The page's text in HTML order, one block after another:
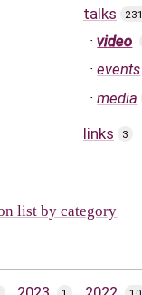
talks 231
video
events
media
links 3
list by category
1 10